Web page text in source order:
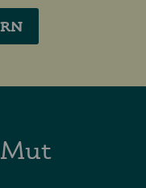
Mut